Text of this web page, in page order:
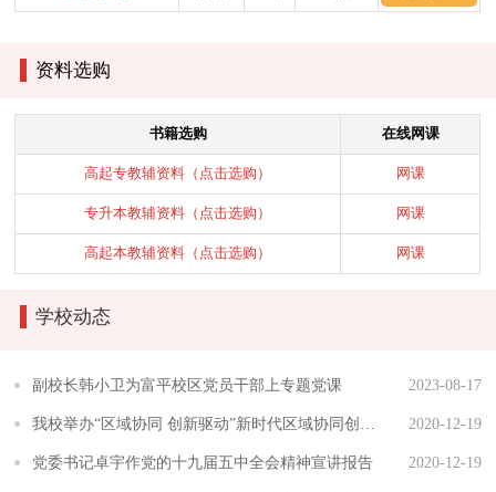
资料选购
书籍选购 在线网课
高起专教辅资料（点击选购） 网课
专升本教辅资料（点击选购） 网课
高起本教辅资料（点击选购） 网课
学校动态
2023-08-17
副校长韩小卫为富平校区党员干部上专题党课
2020-12-19
我校举办“区域协同 创新驱动”新时代区域协同创新发展论坛
2020-12-19
党委书记卓宇作党的十九届五中全会精神宣讲报告